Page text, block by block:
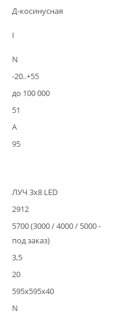
Д-косинусная
I
N
-20..+55
до 100 000
51
А
95
ЛУЧ 3х8 LED
2912
5700 (3000 / 4000 / 5000 -
под заказ)
3,5
20
595х595х40
N